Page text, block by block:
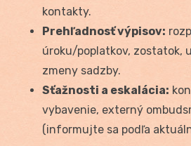
kontakty.
Prehľadnosť výpisov:
úroku/poplatkov, zostatok,
zmeny sadzby.
Sťažnosti a eskalácia:
vybavenie, externý
(informujte sa podľa